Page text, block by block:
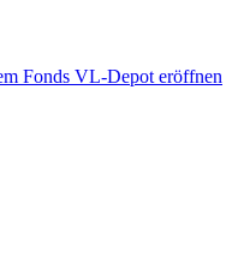
Fonds VL-Depot eröffnen